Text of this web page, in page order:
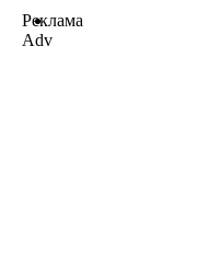
Реклама
Adv